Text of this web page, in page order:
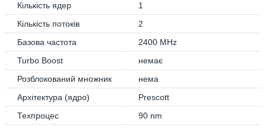
Кількість ядер
1
Кількість потоків
2
Базова частота
2400 MHz
Turbo Boost
немає
Розблокований множник
нема
Архітектура (ядро)
Prescott
Техпроцес
90 nm